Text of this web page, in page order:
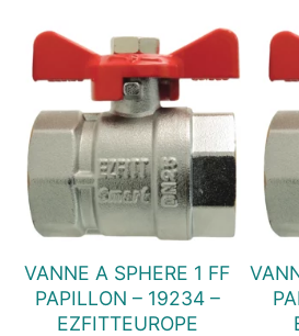
VANNE A SPHERE 1 FF
PAPILLON – 19234 –
EZFITTEUROPE